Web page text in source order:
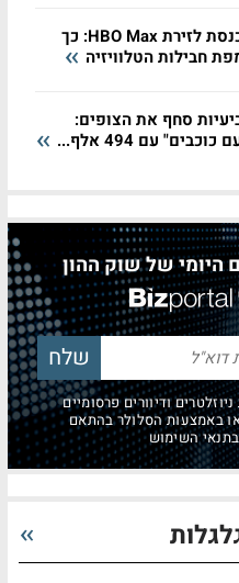
סלקום נכנסת לזירת HBO Max: כך
חבילות הטלוויזיה
סחף את הצופים:
עם 494 אלף...
היומי של שוק ההון
ודיוורים פרסומיים
באמצעות הסלולר בהתאם